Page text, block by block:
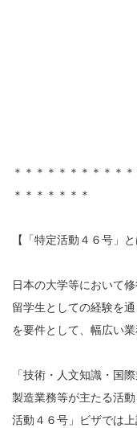
＊＊＊＊＊＊＊＊＊＊
＊＊＊＊＊＊＊
【「特定活動４６号」と
日本の大学等において
留学生としての経験を
を要件として、幅広い
「技術・人文知識・国
製造業務等が主たる活
活動４６号」ビザでは